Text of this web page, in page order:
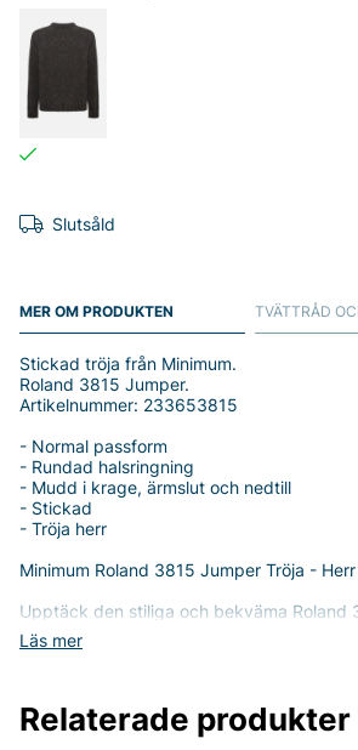
Slutsåld
MER OM PRODUKTEN
Läs mer
Stickad tröja från Minimum.
Roland 3815 Jumper.
Artikelnummer: 233653815
- Normal passform
- Rundad halsringning
- Mudd i krage, ärmslut och nedtill
- Stickad
- Tröja herr
Minimum Roland 3815 Jumper Tröja - Herr
Upptäck den stiliga och bekväma Roland
från Minimum, designad för den moderna
både kvalitet och stil. Med sin normala
Tröjan är noggrant stickad av en
TVÄTTRÅD
Relaterade produkter